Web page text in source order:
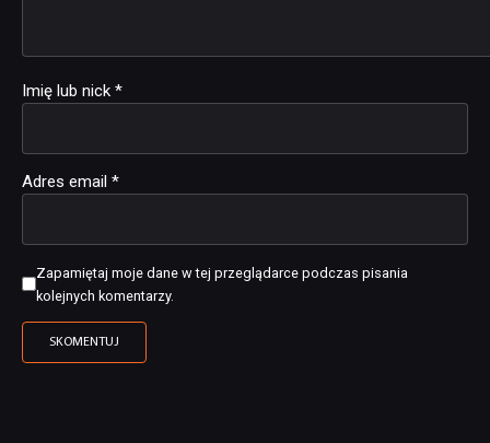
Imię lub nick *
Adres email *
Zapamiętaj moje dane w tej przeglądarce podczas pisania
kolejnych komentarzy.